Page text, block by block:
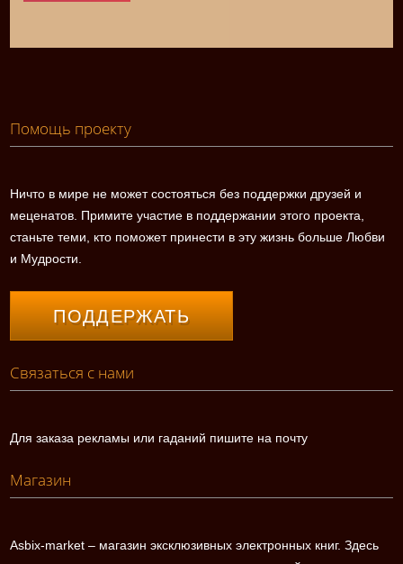
Помощь проекту
Ничто в мире не может состояться без поддержки друзей и
меценатов. Примите участие в поддержании этого проекта,
станьте теми, кто поможет принести в эту жизнь больше Любви
и Мудрости.
ПОДДЕРЖАТЬ
Связаться с нами
Для заказа рекламы или гаданий пишите на почту
Магазин
Asbix-market – магазин эксклюзивных электронных книг. Здесь